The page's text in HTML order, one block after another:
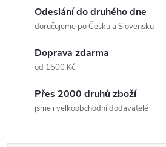
Odeslání do druhého dne
doručujeme po Česku a Slovensku
Doprava zdarma
od 1500 Kč
Přes 2000 druhů zboží
jsme i velkoobchodní dodavatelé